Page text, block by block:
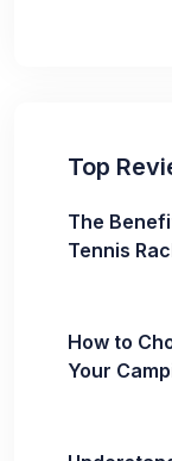
Top
The
Tennis
How to
Your